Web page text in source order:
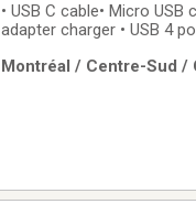
• USB C cable• Micro USB
adapter charger • USB 4
brand new never used.
Montréal / Centre-Sud /